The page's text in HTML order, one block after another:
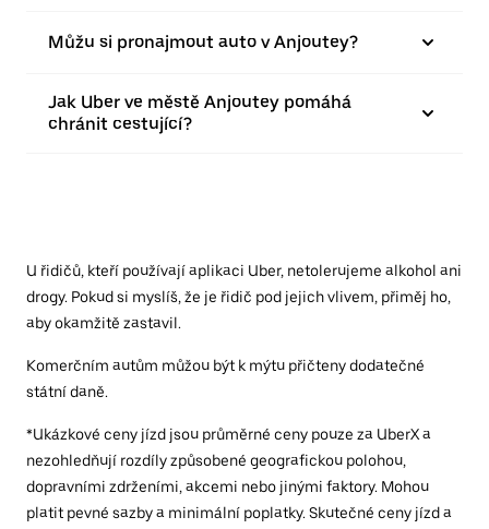
Můžu si pronajmout auto v Anjoutey?
Jak Uber ve městě Anjoutey pomáhá
chránit cestující?
U řidičů, kteří používají aplikaci Uber, netolerujeme alkohol ani
drogy. Pokud si myslíš, že je řidič pod jejich vlivem, přiměj ho,
aby okamžitě zastavil.
Komerčním autům můžou být k mýtu přičteny dodatečné
státní daně.
*Ukázkové ceny jízd jsou průměrné ceny pouze za UberX a
nezohledňují rozdíly způsobené geografickou polohou,
dopravními zdrženími, akcemi nebo jinými faktory. Mohou
platit pevné sazby a minimální poplatky. Skutečné ceny jízd a